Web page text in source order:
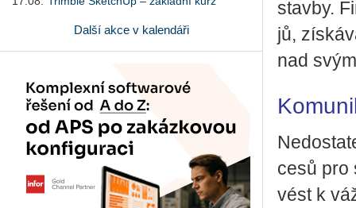
Další akce v kalendáři
stav­by.
jů,
nad
ce­sů pro
vést k